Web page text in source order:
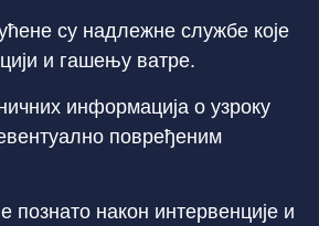
су надлежне службе које
и гашењу ватре.
информација о узроку
повређеним
након интервенције и